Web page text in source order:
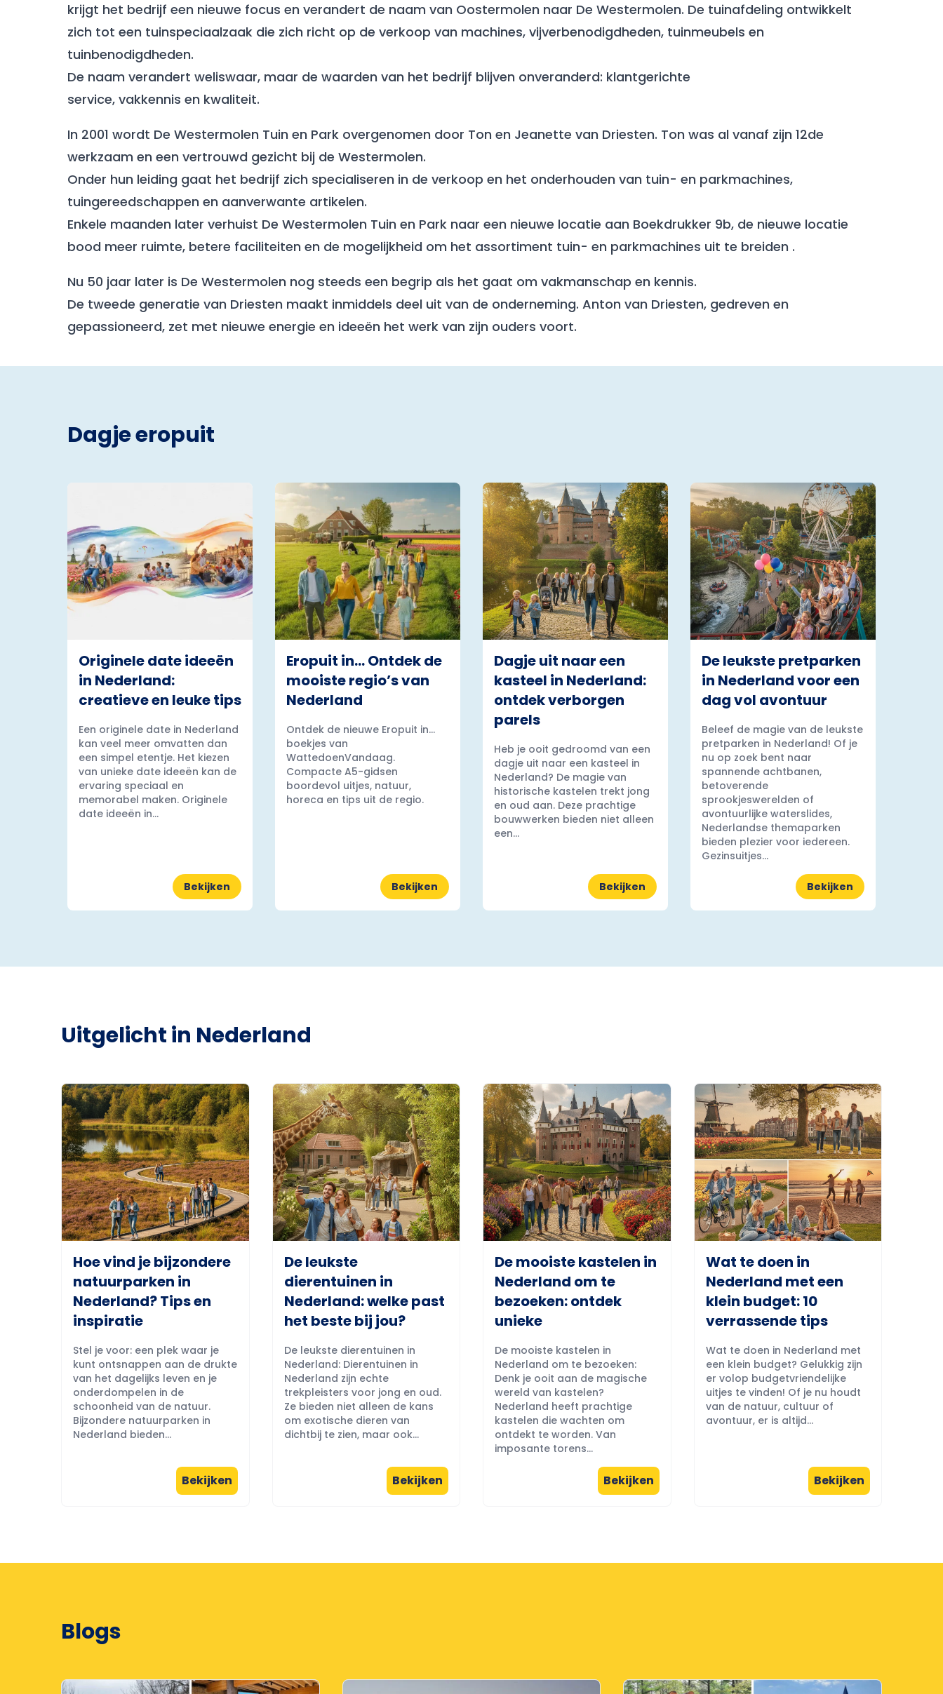
krijgt het bedrijf een nieuwe focus en verandert de naam van Oostermolen naar De Westermolen. De tuinafdeling ontwikkelt
zich tot een tuinspeciaalzaak die zich richt op de verkoop van machines, vijverbenodigdheden, tuinmeubels en
tuinbenodigdheden.
De naam verandert weliswaar, maar de waarden van het bedrijf blijven onveranderd: klantgerichte
service, vakkennis en kwaliteit.
In 2001 wordt De Westermolen Tuin en Park overgenomen door Ton en Jeanette van Driesten. Ton was al vanaf zijn 12de
werkzaam en een vertrouwd gezicht bij de Westermolen.
Onder hun leiding gaat het bedrijf zich specialiseren in de verkoop en het onderhouden van tuin- en parkmachines,
tuingereedschappen en aanverwante artikelen.
Enkele maanden later verhuist De Westermolen Tuin en Park naar een nieuwe locatie aan Boekdrukker 9b, de nieuwe locatie
bood meer ruimte, betere faciliteiten en de mogelijkheid om het assortiment tuin- en parkmachines uit te breiden .
Nu 50 jaar later is De Westermolen nog steeds een begrip als het gaat om vakmanschap en kennis.
De tweede generatie van Driesten maakt inmiddels deel uit van de onderneming. Anton van Driesten, gedreven en
gepassioneerd, zet met nieuwe energie en ideeën het werk van zijn ouders voort.
Dagje eropuit
Originele date ideeën
in Nederland:
creatieve en leuke tips
Een originele date in Nederland
kan veel meer omvatten dan
een simpel etentje. Het kiezen
van unieke date ideeën kan de
ervaring speciaal en
memorabel maken. Originele
date ideeën in...
Bekijken
Eropuit in… Ontdek de
mooiste regio’s van
Nederland
Ontdek de nieuwe Eropuit in...
boekjes van
WattedoenVandaag.
Compacte A5-gidsen
boordevol uitjes, natuur,
horeca en tips uit de regio.
Bekijken
Dagje uit naar een
kasteel in Nederland:
ontdek verborgen
parels
Heb je ooit gedroomd van een
dagje uit naar een kasteel in
Nederland? De magie van
historische kastelen trekt jong
en oud aan. Deze prachtige
bouwwerken bieden niet alleen
een...
Bekijken
De leukste pretparken
in Nederland voor een
dag vol avontuur
Beleef de magie van de leukste
pretparken in Nederland! Of je
nu op zoek bent naar
spannende achtbanen,
betoverende
sprookjeswerelden of
avontuurlijke waterslides,
Nederlandse themaparken
bieden plezier voor iedereen.
Gezinsuitjes...
Bekijken
Uitgelicht in Nederland
Hoe vind je bijzondere
natuurparken in
Nederland? Tips en
inspiratie
Stel je voor: een plek waar je
kunt ontsnappen aan de drukte
van het dagelijks leven en je
onderdompelen in de
schoonheid van de natuur.
Bijzondere natuurparken in
Nederland bieden...
Bekijken
De leukste
dierentuinen in
Nederland: welke past
het beste bij jou?
De leukste dierentuinen in
Nederland: Dierentuinen in
Nederland zijn echte
trekpleisters voor jong en oud.
Ze bieden niet alleen de kans
om exotische dieren van
dichtbij te zien, maar ook...
Bekijken
De mooiste kastelen in
Nederland om te
bezoeken: ontdek
unieke
De mooiste kastelen in
Nederland om te bezoeken:
Denk je ooit aan de magische
wereld van kastelen?
Nederland heeft prachtige
kastelen die wachten om
ontdekt te worden. Van
imposante torens...
Bekijken
Wat te doen in
Nederland met een
klein budget: 10
verrassende tips
Wat te doen in Nederland met
een klein budget? Gelukkig zijn
er volop budgetvriendelijke
uitjes te vinden! Of je nu houdt
van de natuur, cultuur of
avontuur, er is altijd...
Bekijken
Blogs